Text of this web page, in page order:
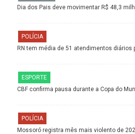
Dia dos Pais deve movimentar R$ 48,3
POLÍCIA
RN tem média de 51 atendimentos
ESPORTE
CBF confirma pausa durante a Copa do
POLÍCIA
Mossoró registra mês mais violento de